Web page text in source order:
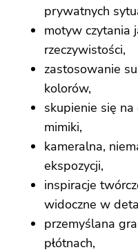
prywatnych
motyw czytania
rzeczywistości,
zastosowanie
kolorów,
skupienie się na
mimiki,
kameralna,
ekspozycji,
inspiracje
widoczne w
przemyślana
płótnach,